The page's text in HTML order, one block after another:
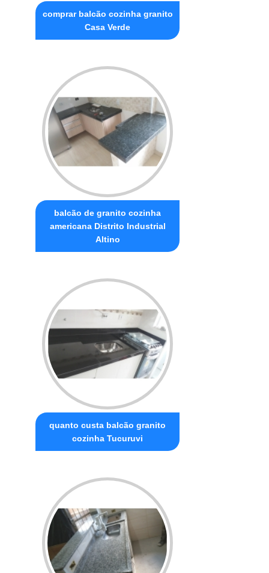
comprar balcão cozinha granito
Casa Verde
balcão de granito cozinha
americana Distrito Industrial
Altino
quanto custa balcão granito
cozinha Tucuruvi